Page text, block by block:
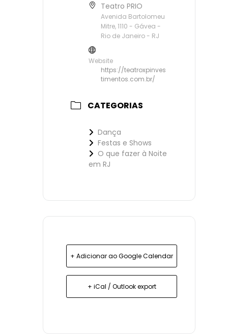
Teatro PRIO
Avenida Bartolomeu
Mitre, 1110 - Gávea -
Rio de Janeiro - RJ
Website
https://teatroxpinves
timentos.com.br/
CATEGORIAS
Dança
Festas e Shows
O que fazer à Noite
em RJ
+ Adicionar ao Google Calendar
+ iCal / Outlook export